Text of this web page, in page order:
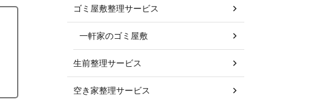
ゴミ屋敷整理サービス
一軒家のゴミ屋敷
生前整理サービス
空き家整理サービス